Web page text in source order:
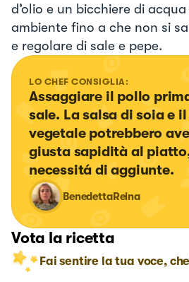
d’olio e un bicchiere di
ambiente fino a che non si
e regolare di sale e pepe.
LO CHEF CONSIGLIA:
Assaggiare il pollo
sale. La salsa di soia e
vegetale potrebbero
giusta sapidità al
necessitá di aggiunte.
BenedettaReina
Vota la ricetta
Fai sentire la tua voce,